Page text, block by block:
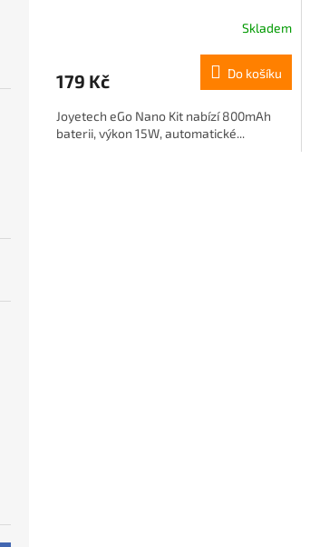
Skladem
179 Kč Do košíku
Joyetech eGo Nano Kit nabízí 800mAh
baterii, výkon 15W, automatické...